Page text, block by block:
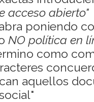
acceso abierto"
poniendo
NO política en
como
aquellos